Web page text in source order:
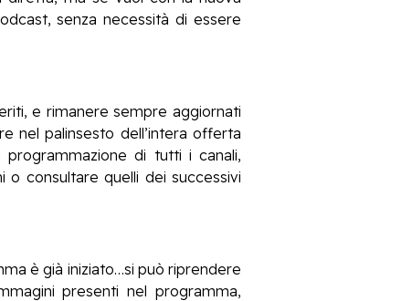
senza necessità di essere
e rimanere sempre aggiornati
nel palinsesto dell’intera offerta
di tutti i canali,
consultare quelli dei successivi
è già iniziato…si può riprendere
presenti nel programma,